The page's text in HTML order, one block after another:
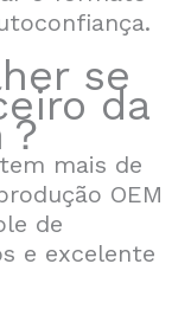
se
da
mais de
OEM
de
e excelente